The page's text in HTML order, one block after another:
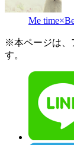
Me
※本ページは、
す。